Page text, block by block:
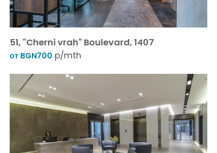
51, "Cherni vrah" Boulevard, 1407
от BGN700 p/mth